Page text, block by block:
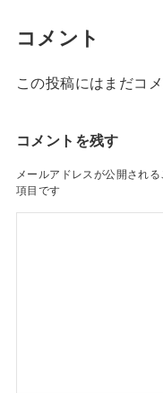
コメント
この投稿にはまだコ
コメントを残す
メールアドレスが公開される
項目です